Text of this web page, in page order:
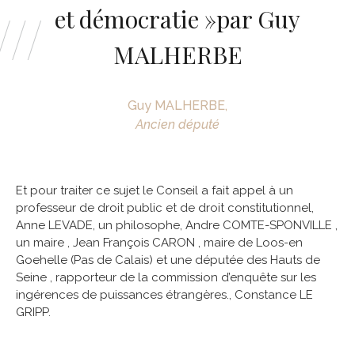
et démocratie »par Guy
MALHERBE
Guy MALHERBE,
Ancien député
Et pour traiter ce sujet le Conseil a fait appel à un
professeur de droit public et de droit constitutionnel,
Anne LEVADE, un philosophe, Andre COMTE-SPONVILLE ,
un maire , Jean François CARON , maire de Loos-en
Goehelle (Pas de Calais) et une députée des Hauts de
Seine , rapporteur de la commission d’enquête sur les
ingérences de puissances étrangères., Constance LE
GRIPP.